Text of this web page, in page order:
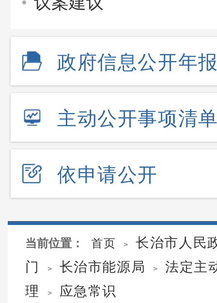
政府信息公开年
主动公开事项清
依申请公开
当前位置： 首页 >
长治市人民
门
> 长治市能源局 >
法定主
理
> 应急常识